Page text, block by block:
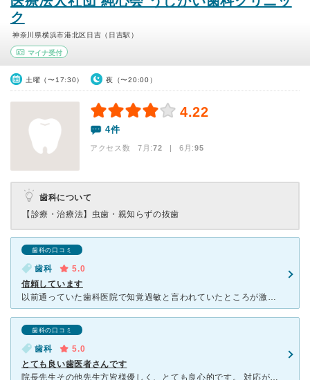
ク
神奈川県横浜市港北区日吉（日吉駅）
マイナ受付
土曜（〜17:30） 夜（〜20:00）
4.22
4件
アクセス数 7月:72 | 6月:95
歯科について
【診療・治療法】 虫歯・親知らずの抜歯
歯科の口コミ
歯科
5.0
信頼しています
以前通っていた歯科医院で知覚過敏と言われていたところが激痛になり、引越しをきっかけにうしかい歯科さんに駆け込みました。 そこで初めて、歯の神経が死にかけていることがわかりました。 相談の結果、わた
歯科の口コミ
歯科
5.0
とても良い歯医者さんです
院長先生その他先生方皆様優しく、とても良心的です。 対応が誰一人嫌な感じがなく、丁寧だったのが印象的でした。 遠くへ引っ越してしまい通えなくなった今も、一番良い歯医者さんだったなぁと思い出